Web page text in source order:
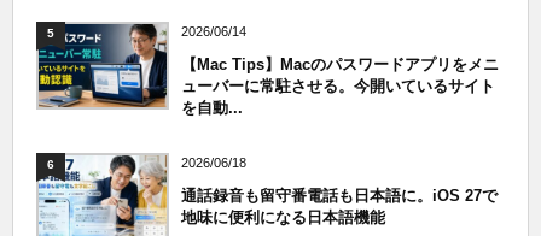
5 2026/06/14
【Mac Tips】Macのパスワードアプリをメニ
ューバーに常駐させる。今開いているサイト
を自動...
6 2026/06/18
通話録音も留守番電話も日本語に。iOS 27で
地味に便利になる日本語機能